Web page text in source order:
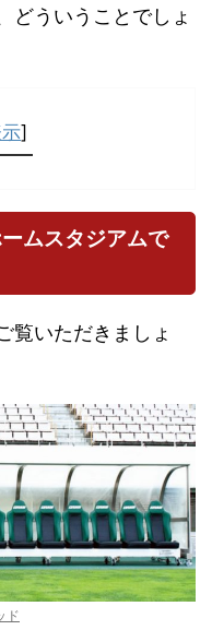
どういうことでしょ
]
ムスタジアムで
覧いただきましょ
ド